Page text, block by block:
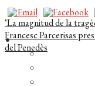
Navegació
d'entrades
Entrada
anterior:
‘La magnitud de la
Pròxima
entrada:
Francesc Parcerisas
del Penedès